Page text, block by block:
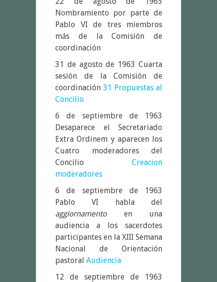
Nombramiento por parte de
Pablo VI de tres miembros
más de la Comisión de
coordinación
31 de agosto de 1963 Cuarta
sesión de la Comisión de
coordinación 31 Propuestas al
Concilio
6 de septiembre de 1963
Desaparece el Secretariado
Extra Ordinem y aparecen los
Cuatro moderadores del
Concilio Creacion
moderadores
6 de septiembre de 1963
Pablo VI habla del
aggiornamentoen una
audiencia a los sacerdotes
participantes en la XIII Semana
Nacional de Orientación
pastoral Audiencia
12 de septiembre de 1963